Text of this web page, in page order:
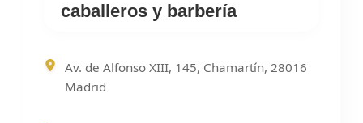
caballeros y barbería
Av. de Alfonso XIII, 145, Chamartín, 28016
Madrid